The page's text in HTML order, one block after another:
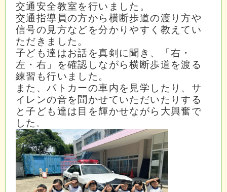
交通安全教室を行いました。
交通指導員の方から横断歩道の渡り方や
信号の見方などを分かりやすく教えてい
ただきました。
子ども達はお話を真剣に聞き、「右・
左・右」を確認しながら横断歩道を渡る
練習も行いました。
また、パトカーの車内を見学したり、サ
イレンの音を聞かせていただいたりする
と子ども達は目を輝かせながら大興奮で
した 。